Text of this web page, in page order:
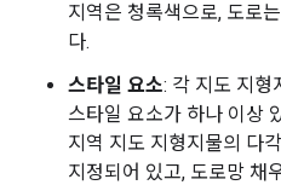
지역은 청록색으로, 도로
다.
스타일 요소: 각 지도 지형
스타일 요소가 하나 이상
지역 지도 지형지물의 다
지정되어 있고, 도로망 채